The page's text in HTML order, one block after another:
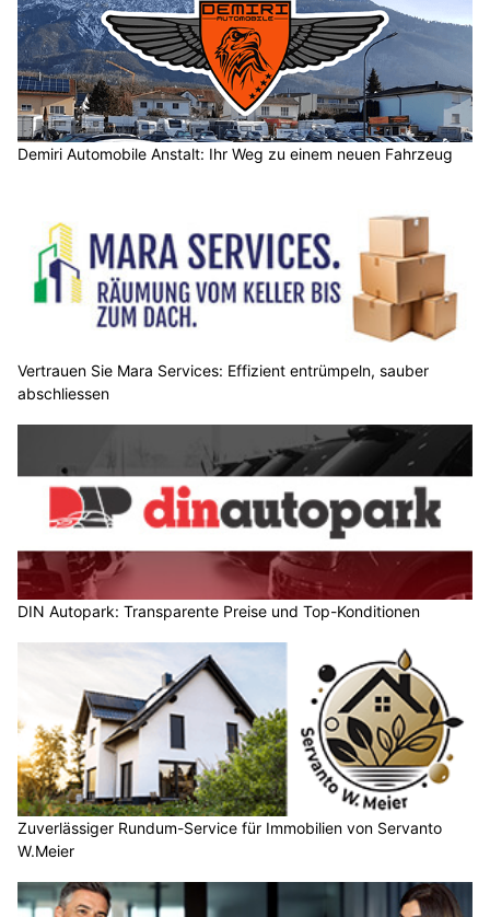
Demiri Automobile Anstalt: Ihr Weg zu einem neuen Fahrzeug
Vertrauen Sie Mara Services: Effizient entrümpeln, sauber
abschliessen
DIN Autopark: Transparente Preise und Top-Konditionen
Zuverlässiger Rundum-Service für Immobilien von Servanto
W.Meier